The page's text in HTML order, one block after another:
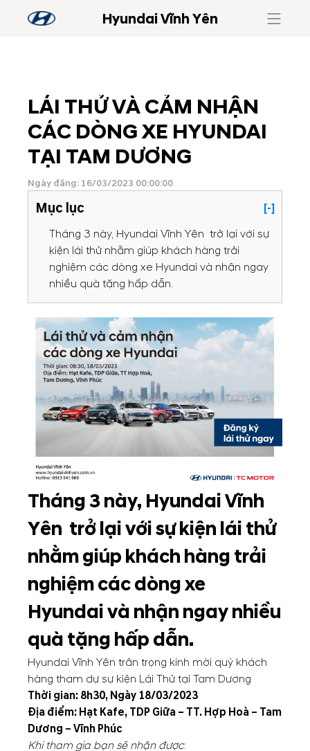
Hyundai Vĩnh Yên
LÁI THỬ VÀ CẢM NHẬN
CÁC DÒNG XE HYUNDAI
TẠI TAM DƯƠNG
Ngày đăng: 16/03/2023 00:00:00
Mục lục
[-]
Tháng 3 này, Hyundai Vĩnh Yên trở lại với sự
kiện lái thử nhằm giúp khách hàng trải
nghiệm các dòng xe Hyundai và nhận ngay
nhiều quà tặng hấp dẫn.
Tháng 3 này, Hyundai Vĩnh
Yên trở lại với sự kiện lái thử
nhằm giúp khách hàng trải
nghiệm các dòng xe
Hyundai và nhận ngay nhiều
quà tặng hấp dẫn.
Hyundai Vĩnh Yên trân trọng kính mời quý khách
hàng tham dự sự kiện Lái Thử tại Tam Dương
Thời gian: 8h30, Ngày 18/03/2023
Địa điểm: Hạt Kafe, TDP Giữa – TT. Hợp Hoà – Tam
Dương – Vĩnh Phúc
Khi tham gia bạn sẽ nhận được: